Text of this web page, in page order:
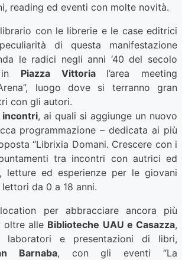
reading ed eventi con molte novità.
con le librerie e le case editrici
di questa manifestazione
le radici negli anni ‘40 del secolo
in Piazza Vittoria l’area meeting
luogo dove si terranno gran
con gli autori.
incontri, ai quali si aggiunge un nuovo
programmazione – dedicata ai più
“Librixia Domani. Crescere con i
tra incontri con autrici ed
letture ed esperienze per le giovani
da 0 a 18 anni.
per abbracciare ancora più
oltre alle Biblioteche UAU e Casazza,
laboratori e presentazioni di libri,
Barnaba, con gli eventi “La